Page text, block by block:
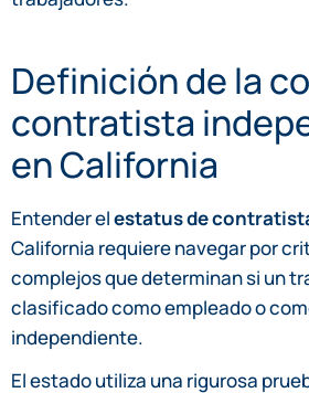
Definición de la
contratista
en California
Entender elestatus de
California requiere navegar por
complejos que determinan si un
clasificado como empleado o
independiente.
El estado utiliza una rigurosa